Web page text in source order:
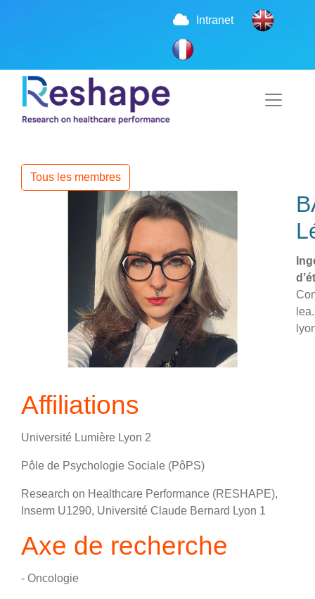
Intranet
Tous les membres
Affiliations
Université Lumière Lyon 2
Pôle de Psychologie Sociale (PôPS)
Research on Healthcare Performance (RESHAPE),
Inserm U1290, Université Claude Bernard Lyon 1
Axe de recherche
- Oncologie